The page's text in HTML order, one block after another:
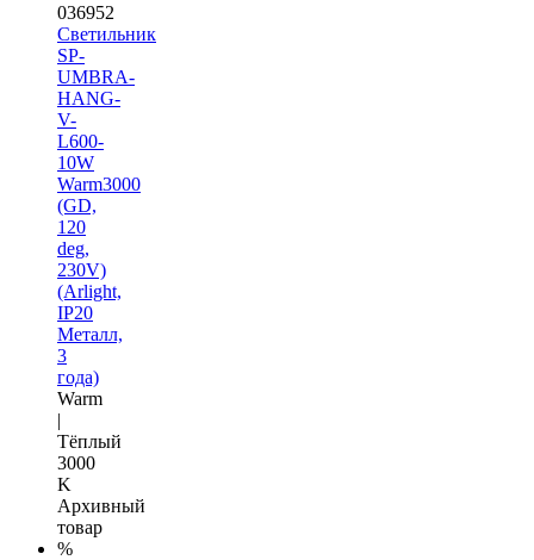
036952
Светильник
SP-
UMBRA-
HANG-
V-
L600-
10W
Warm3000
(GD,
120
deg,
230V)
(Arlight,
IP20
Металл,
3
года)
Warm
|
Тёплый
3000
K
Архивный
товар
%